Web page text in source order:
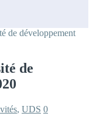
de développement
de
, UDS 0